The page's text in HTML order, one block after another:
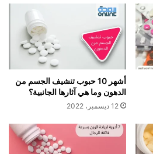
أشهر 10 حبوب تنشيف الجسم من
الدهون وما هي آثارها الجانبية؟
12 ديسمبر، 2022